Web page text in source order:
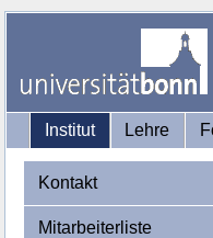
Institut Lehre
Kontakt
Mitarbeiterliste